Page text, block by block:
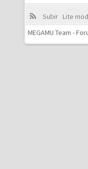
Subir Lite
MEGAMU Team -